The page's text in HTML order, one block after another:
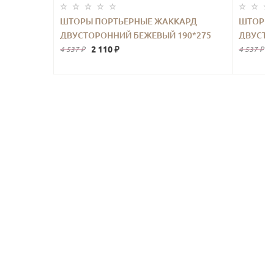
ШТОРЫ ПОРТЬЕРНЫЕ ЖАККАРД
ДВУСТОРОННИЙ БЕЖЕВЫЙ 190*275
2ШТ.
4 537 ₽ 2 110 ₽ 4 537 ₽